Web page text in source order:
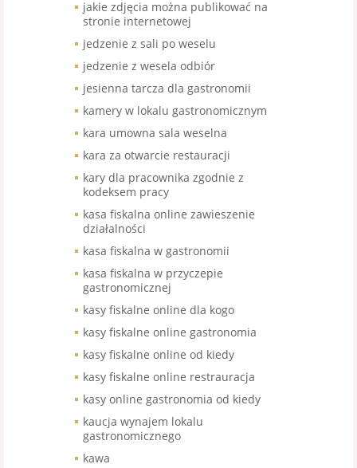
jakie zdjęcia można publikować na
stronie internetowej
jedzenie z sali po weselu
jedzenie z wesela odbiór
jesienna tarcza dla gastronomii
kamery w lokalu gastronomicznym
kara umowna sala weselna
kara za otwarcie restauracji
kary dla pracownika zgodnie z
kodeksem pracy
kasa fiskalna online zawieszenie
działalności
kasa fiskalna w gastronomii
kasa fiskalna w przyczepie
gastronomicznej
kasy fiskalne online dla kogo
kasy fiskalne online gastronomia
kasy fiskalne online od kiedy
kasy fiskalne online restrauracja
kasy online gastronomia od kiedy
kaucja wynajem lokalu
gastronomicznego
kawa